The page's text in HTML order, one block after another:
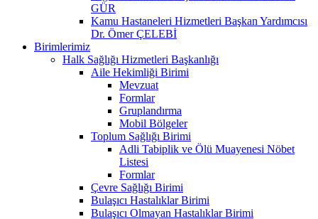
GÜR
Kamu Hastaneleri Hizmetleri Başkan Yardımcısı
Dr. Ömer ÇELEBİ
Birimlerimiz
Halk Sağlığı Hizmetleri Başkanlığı
Aile Hekimliği Birimi
Mevzuat
Formlar
Gruplandırma
Mobil Bölgeler
Toplum Sağlığı Birimi
Adli Tabiplik ve Ölü Muayenesi Nöbet
Listesi
Formlar
Çevre Sağlığı Birimi
Bulaşıcı Hastalıklar Birimi
Bulaşıcı Olmayan Hastalıklar Birimi